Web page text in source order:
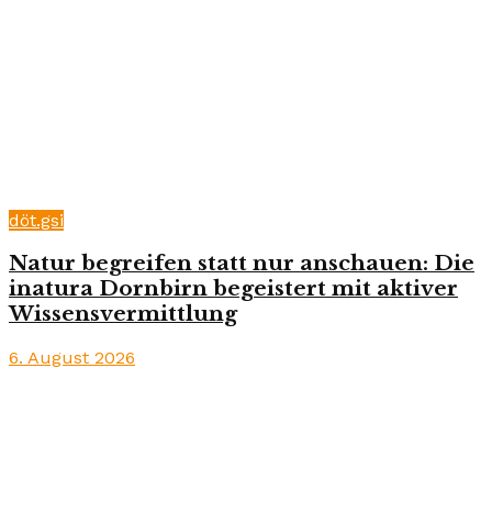
döt.gsi
Natur begreifen statt nur anschauen: Die
inatura Dornbirn begeistert mit aktiver
Wissensvermittlung
6. August 2026